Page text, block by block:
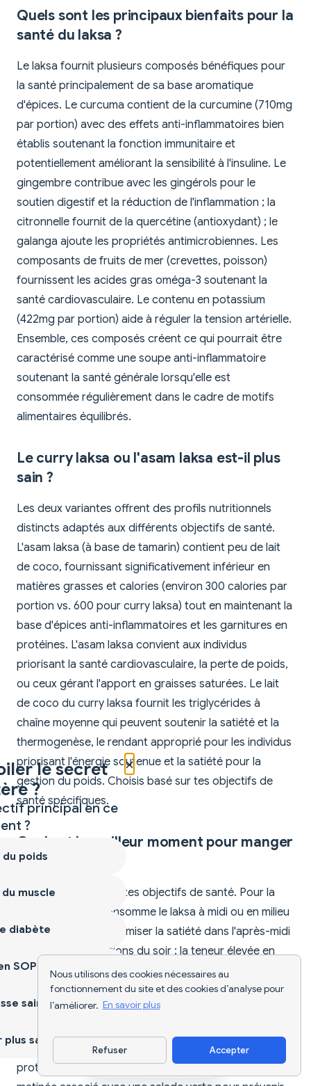
Nous utilisons des cookies nécessaires au
fonctionnement du site et des cookies d’analyse pour
l’améliorer. En savoir plus
Refuser Accepter
Quels sont les principaux bienfaits pour la
santé du laksa ?
Le laksa fournit plusieurs composés bénéfiques pour
la santé principalement de sa base aromatique
d'épices. Le curcuma contient de la curcumine (710mg
par portion) avec des effets anti-inflammatoires bien
établis soutenant la fonction immunitaire et
potentiellement améliorant la sensibilité à l'insuline. Le
gingembre contribue avec les gingérols pour le
soutien digestif et la réduction de l'inflammation ; la
citronnelle fournit de la quercétine (antioxydant) ; le
galanga ajoute les propriétés antimicrobiennes. Les
composants de fruits de mer (crevettes, poisson)
fournissent les acides gras oméga-3 soutenant la
santé cardiovasculaire. Le contenu en potassium
(422mg par portion) aide à réguler la tension artérielle.
Ensemble, ces composés créent ce qui pourrait être
caractérisé comme une soupe anti-inflammatoire
soutenant la santé générale lorsqu'elle est
consommée régulièrement dans le cadre de motifs
alimentaires équilibrés.
Le curry laksa ou l'asam laksa est-il plus
sain ?
Les deux variantes offrent des profils nutritionnels
distincts adaptés aux différents objectifs de santé.
L'asam laksa (à base de tamarin) contient peu de lait
de coco, fournissant significativement inférieur en
matières grasses et calories (environ 300 calories par
portion vs. 600 pour curry laksa) tout en maintenant la
base d'épices anti-inflammatoires et les garnitures en
protéines. L'asam laksa convient aux individus
priorisant la santé cardiovasculaire, la perte de poids,
ou ceux gérant l'apport en graisses saturées. Le lait
de coco du curry laksa fournit les triglycérides à
chaîne moyenne qui peuvent soutenir la satiété et la
thermogenèse, le rendant approprié pour les individus
priorisant l'énergie soutenue et la satiété pour la
gestion du poids. Choisis basé sur tes objectifs de
santé spécifiques.
Quel est le meilleur moment pour manger
du laksa ?
Le timing dépend de tes objectifs de santé. Pour la
perte de poids : consomme le laksa à midi ou en milieu
de matinée pour maximiser la satiété dans l'après-midi
et réduire les collations du soir ; la teneur élevée en
sodium peut perturber le sommeil s'il est consommé
tard. Pour le gain musculaire ou la récupération :
mange le laksa dans les 30 minutes après
glucides) et soutenir la synthèse protéique (20g de
protéines). Pour le diabète : consomme en milieu de
Télécharger l'appli
×
le secret
?
principal en ce
?
poids
muscle
diabète
SOPK
saine
sain